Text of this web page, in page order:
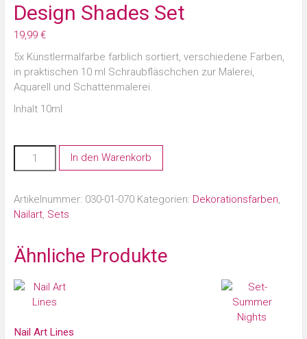
Design Shades Set
19,99 €
5x Künstlermalfarbe farblich sortiert, verschiedene Farben,
in praktischen 10 ml Schraubfläschchen zur Malerei,
Aquarell und Schattenmalerei.
Inhalt 10ml
In den Warenkorb
Artikelnummer: 030-01-070 Kategorien: Dekorationsfarben,
Nailart, Sets
Ähnliche Produkte
Nail Art Lines